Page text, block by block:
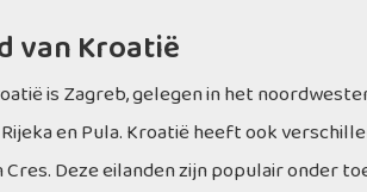
van Kroatië
is Zagreb, gelegen in het
en Pula. Kroatië heeft ook
Cres. Deze eilanden zijn populair onder